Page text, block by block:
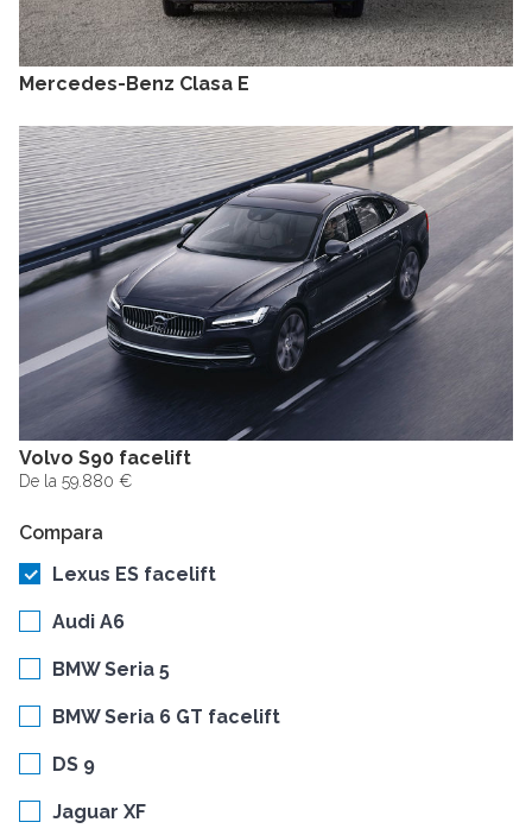
Mercedes-Benz Clasa E
Volvo S90 facelift
De la 59.880 €
Compara
Lexus ES facelift
Audi A6
BMW Seria 5
BMW Seria 6 GT facelift
DS 9
Jaguar XF